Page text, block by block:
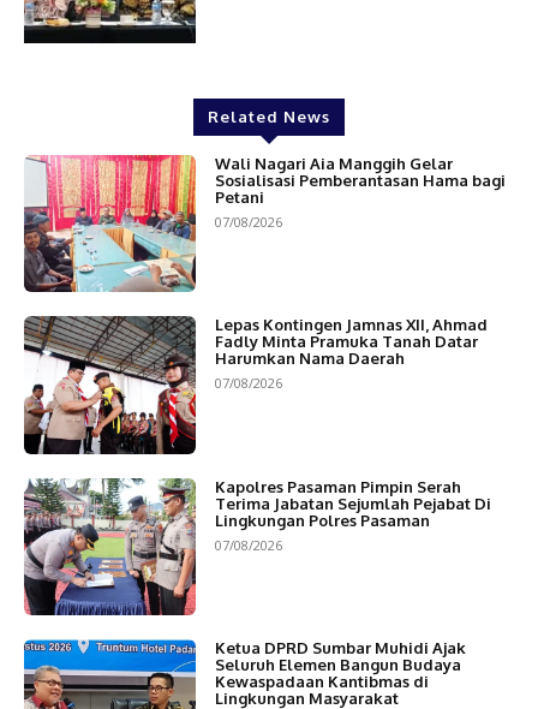
Related News
Wali Nagari Aia Manggih Gelar
Sosialisasi Pemberantasan Hama bagi
Petani
07/08/2026
Lepas Kontingen Jamnas XII, Ahmad
Fadly Minta Pramuka Tanah Datar
Harumkan Nama Daerah
07/08/2026
Kapolres Pasaman Pimpin Serah
Terima Jabatan Sejumlah Pejabat Di
Lingkungan Polres Pasaman
07/08/2026
Ketua DPRD Sumbar Muhidi Ajak
Seluruh Elemen Bangun Budaya
Kewaspadaan Kantibmas di
Lingkungan Masyarakat